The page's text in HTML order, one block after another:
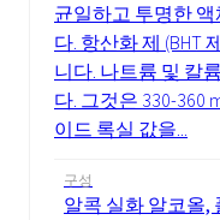
균일하고 투명한 액
다. 항산화 제 (BHT
니다. 나트륨 및 칼
다. 그것은 330-360
이드 록실 값을...
구성
알콕 실화 알코올,